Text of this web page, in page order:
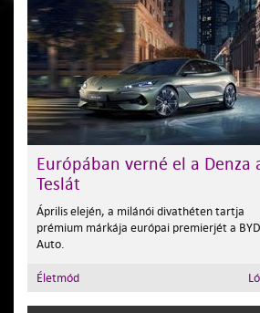
Európában verné el a Denza
Teslát
Április elején, a milánói divathéten tartja
prémium márkája európai premierjét a BYD
Auto.
Életmód